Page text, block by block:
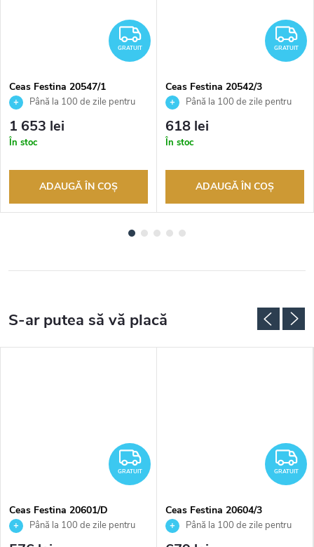
GRATUIT
GRATUIT
Ceas Festina 20547/1
Până la 100 de zile pentru
returnarea bunurilor. Vânzător
autorizat
1 653 lei
În stoc
ADAUGĂ ÎN COŞ
GRATUIT
Ceas Festina 20542/3
Până la 100 de zile pentru
returnarea bunurilor. Vânzător
autorizat
618 lei
În stoc
ADAUGĂ ÎN COŞ
GRATUIT
GRATUIT
Ceas Festina 20601/D
Până la 100 de zile pentru
returnarea bunurilor. Vânzător
GRATUIT
Ceas Festina 20604/3
Până la 100 de zile pentru
returnarea bunurilor. Vânzător